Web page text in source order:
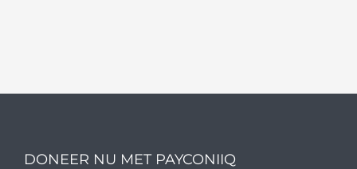
DONEER NU MET PAYCONIIQ